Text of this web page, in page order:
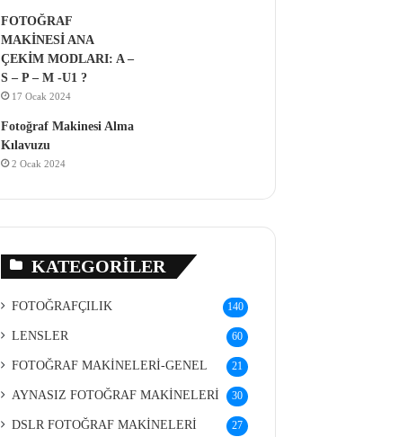
FOTOĞRAF
MAKİNESİ ANA
ÇEKİM MODLARI: A –
S – P – M -U1 ?
17 Ocak 2024
Fotoğraf Makinesi Alma
Kılavuzu
2 Ocak 2024
KATEGORILER
FOTOĞRAFÇILIK 140
LENSLER 60
FOTOĞRAF MAKİNELERİ-GENEL 21
AYNASIZ FOTOĞRAF MAKİNELERİ 30
DSLR FOTOĞRAF MAKİNELERİ 27